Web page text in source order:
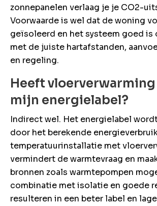
zonnepanelen verlaag je je CO2-
Voorwaarde is wel dat de woning
geïsoleerd en het systeem goed is
met de juiste hartafstanden,
en regeling.
Heeft
mijn energielabel?
Indirect wel. Het energielabel
door het berekende
temperatuurinstallatie met
vermindert de warmtevraag en
bronnen zoals warmtepompen
combinatie met isolatie en goede
resulteren in een beter label en